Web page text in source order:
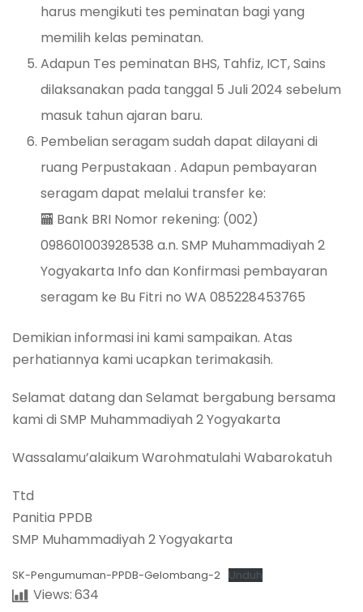
harus mengikuti tes peminatan bagi yang
memilih kelas peminatan.
Adapun Tes peminatan BHS, Tahfiz, ICT, Sains
dilaksanakan pada tanggal 5 Juli 2024 sebelum
masuk tahun ajaran baru.
Pembelian seragam sudah dapat dilayani di
ruang Perpustakaan . Adapun pembayaran
seragam dapat melalui transfer ke:
🏧 Bank BRI Nomor rekening: (002)
098601003928538 a.n. SMP Muhammadiyah 2
Yogyakarta Info dan Konfirmasi pembayaran
seragam ke Bu Fitri no WA 085228453765
Demikian informasi ini kami sampaikan. Atas
perhatiannya kami ucapkan terimakasih.
Selamat datang dan Selamat bergabung bersama
kami di SMP Muhammadiyah 2 Yogyakarta
Wassalamu’alaikum Warohmatulahi Wabarokatuh
Ttd
Panitia PPDB
SMP Muhammadiyah 2 Yogyakarta
SK-Pengumuman-PPDB-Gelombang-2 Unduh
Views:634